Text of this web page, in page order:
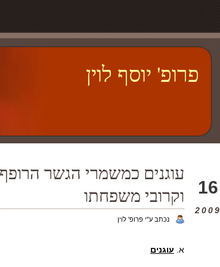
פרופ' יוסף לוין
16
2009
עוגנים כמשמרי הגשר
וקרובי משפחתו
נכתב ע"י פרופ' לוין
א. עוגנים